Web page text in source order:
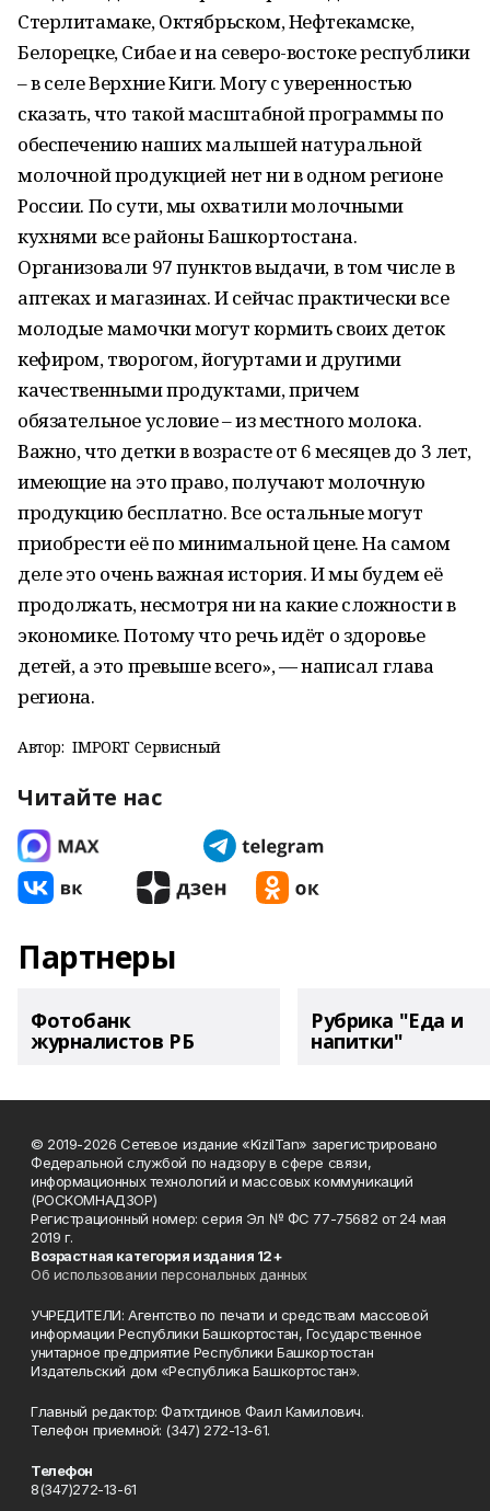
Стерлитамаке, Октябрьском, Нефтекамске,
Белорецке, Сибае и на северо-востоке республики
– в селе Верхние Киги. Могу с уверенностью
сказать, что такой масштабной программы по
обеспечению наших малышей натуральной
молочной продукцией нет ни в одном регионе
России. По сути, мы охватили молочными
кухнями все районы Башкортостана.
Организовали 97 пунктов выдачи, в том числе в
аптеках и магазинах. И сейчас практически все
молодые мамочки могут кормить своих деток
кефиром, творогом, йогуртами и другими
качественными продуктами, причем
обязательное условие – из местного молока.
Важно, что детки в возрасте от 6 месяцев до 3 лет,
имеющие на это право, получают молочную
продукцию бесплатно. Все остальные могут
приобрести её по минимальной цене. На самом
деле это очень важная история. И мы будем её
продолжать, несмотря ни на какие сложности в
экономике. Потому что речь идёт о здоровье
детей, а это превыше всего», — написал глава
региона.
Автор: IMPORT Сервисный
Читайте нас
Партнеры
Фотобанк
журналистов РБ
Рубрика "Еда и
напитки"
© 2019-2026 Сетевое издание «KizilTan» зарегистрировано
Федеральной службой по надзору в сфере связи,
информационных технологий и массовых коммуникаций
(РОСКОМНАДЗОР)
Регистрационный номер: серия Эл № ФС 77-75682 от 24 мая
2019 г.
Возрастная категория издания 12+
Об использовании персональных данных
УЧРЕДИТЕЛИ: Агентство по печати и средствам массовой
информации Республики Башкортостан, Государственное
унитарное предприятие Республики Башкортостан
Издательский дом «Республика Башкортостан».
Главный редактор: Фатхтдинов Фаил Камилович.
Телефон приемной: (347) 272-13-61.
Телефон
8(347)272-13-61